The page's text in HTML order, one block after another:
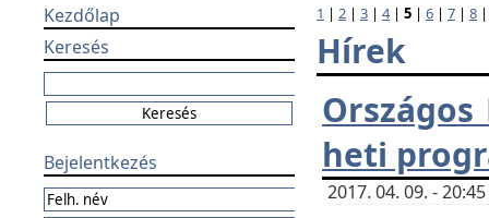
Kezdőlap
Keresés
Bejelentkezés
1 | 2 | 3 | 4| 5 | 6 | 7 | 8
Hírek
Országos
heti
2017. 04. 09. -